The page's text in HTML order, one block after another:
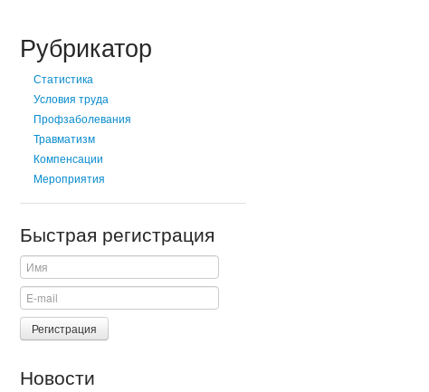
Рубрикатор
Статистика
Условия труда
Профзаболевания
Травматизм
Компенсации
Мероприятия
Быстрая регистрация
Регистрация
Новости